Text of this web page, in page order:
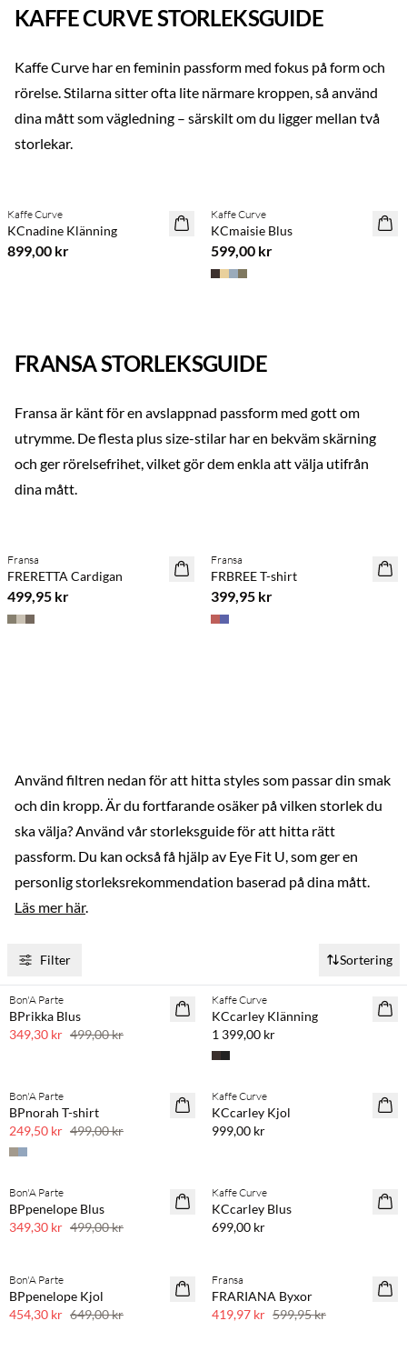
KAFFE CURVE STORLEKSGUIDE
Kaffe Curve har en feminin passform med fokus på form och
rörelse. Stilarna sitter ofta lite närmare kroppen, så använd
dina mått som vägledning – särskilt om du ligger mellan två
storlekar.
NYHET
Kaffe Curve
KCnadine Klänning
899,00 kr
NYHET
Kaffe Curve
KCmaisie Blus
599,00 kr
FRANSA STORLEKSGUIDE
Fransa är känt för en avslappnad passform med gott om
utrymme. De flesta plus size-stilar har en bekväm skärning
och ger rörelsefrihet, vilket gör dem enkla att välja utifrån
dina mått.
NYHET
Fransa
FRERETTA Cardigan
499,95 kr
NYHET
Fransa
FRBREE T-shirt
399,95 kr
Använd filtren nedan för att hitta styles som passar din smak
och din kropp. Är du fortfarande osäker på vilken storlek du
ska välja? Använd vår storleksguide för att hitta rätt
passform. Du kan också få hjälp av Eye Fit U, som ger en
personlig storleksrekommendation baserad på dina mått.
Läs mer här.
Filter Sortering
SAVE20
Bon'A Parte
BPrikka Blus
349,30 kr 499,00 kr
NYHET
Köp min. 2 & spara 20 %
Kaffe Curve
KCcarley Klänning
1 399,00 kr
SAVE20
Bon'A Parte
BPnorah T-shirt
249,50 kr 499,00 kr
NYHET
Köp min. 2 & spara 20 %
Kaffe Curve
KCcarley Kjol
999,00 kr
SAVE20
30 % rabatt
Bon'A Parte
BPpenelope Blus
349,30 kr 499,00 kr
NYHET
Kaffe Curve
KCcarley Blus
699,00 kr
SAVE20
30 % rabatt
Bon'A Parte
BPpenelope Kjol
454,30 kr 649,00 kr
SAVE20
Fransa
FRARIANA Byxor
419,97 kr 599,95 kr